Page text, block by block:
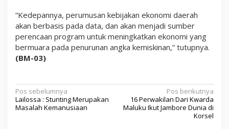
“Kedepannya, perumusan kebijakan ekonomi daerah
akan berbasis pada data, dan akan menjadi sumber
perencaan program untuk meningkatkan ekonomi yang
bermuara pada penurunan angka kemiskinan,” tutupnya.
(BM-03)
N
a
Pos sebelumnya
Lailossa : Stunting Merupakan
Masalah Kemanusiaan
Pos berikutnya
16 Perwakilan Dari Kwarda
Maluku Ikut Jambore Dunia di
Korsel